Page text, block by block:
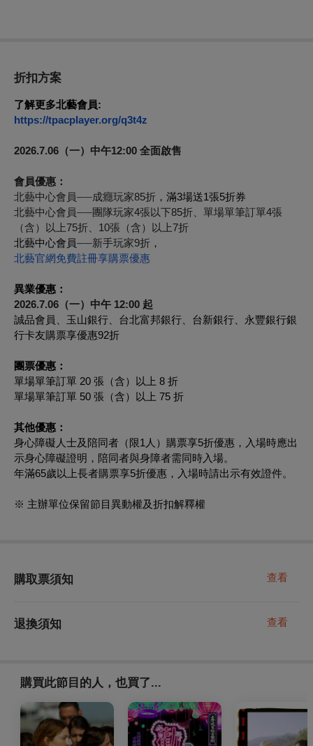
折扣方案
了解更多北藝會員:
https://tpacplayer.org/q3t4z
2026.7.06（一）中午12:00 全面啟售
會員優惠：
北藝中心會員──成癮玩家85折 ，滿3場送1張5折券
北藝中心會員──團隊玩家4張以下85折、單場單筆訂單4張
（含）以上75折、10張（含）以上7折
北藝中心會員──新手玩家9折 ，
北藝官網免費註冊享購票優惠
異業優惠：
2026.7.06（一）中午 12:00 起
誠品會員、玉山銀行、台北富邦銀行、台新銀行、永豐銀行銀
行卡友購票享優惠92折
團票優惠：
單場單筆訂單 20 張（含）以上 8 折
單場單筆訂單 50 張（含）以上 75 折
其他優惠：
身心障礙人士及陪同者（限1人）購票享5折優惠，入場時應出
示身心障礙證明，陪同者與身障者需同時入場。
年滿65歲以上長者購票享5折優惠，入場時請出示有效證件。
※ 主辦單位保留節目異動權及折扣解釋權
購取票須知 查看
退換須知 查看
購買此節目的人，也買了...